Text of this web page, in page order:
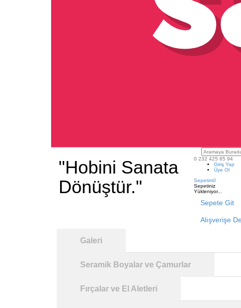
"Hobini Sanata
Dönüştür."
0 232 425 85 94
Giriş Yap
Üye Ol
Sepetim0
Sepetiniz
Yükleniyor...
Sepete Git
Alışverişe
Galeri
Seramik Boyalar ve Çamurlar
Fırçalar ve El Aletleri